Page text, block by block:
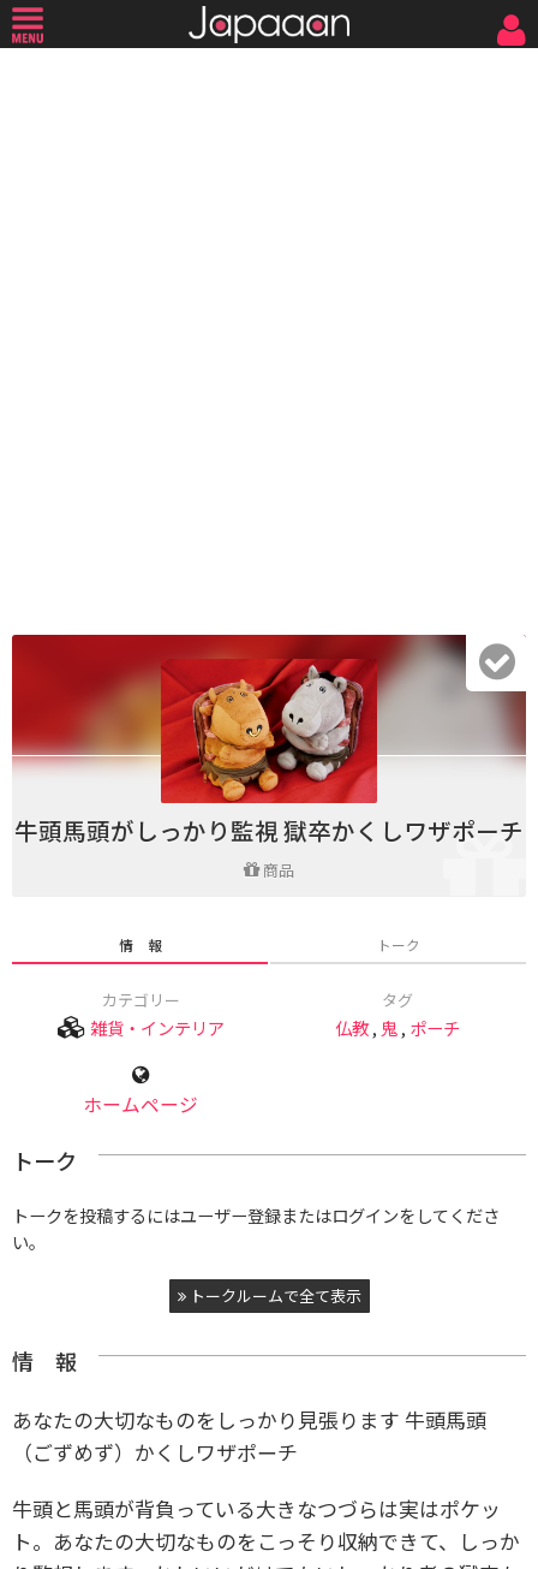
牛頭馬頭がしっかり監視 獄卒かくしワザポーチ
商品
情 報 トーク
カテゴリー
雑貨・インテリア
タグ
仏教, 鬼, ポーチ
ホームページ
トーク
トークを投稿するにはユーザー登録またはログインをしてくださ
い。
トークルームで全て表示
情 報
あなたの大切なものをしっかり見張ります 牛頭馬頭
（ごずめず）かくしワザポーチ
牛頭と馬頭が背負っている大きなつづらは実はポケッ
ト。あなたの大切なものをこっそり収納できて、しっか